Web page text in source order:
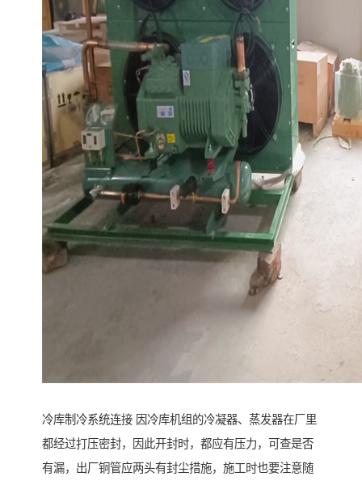
冷库制冷系统连接 因冷库机组的冷凝器、蒸发器在厂里
都经过打压密封，因此开封时，都应有压力，可查是否
有漏，出厂铜管应两头有封尘措施，施工时也要注意随